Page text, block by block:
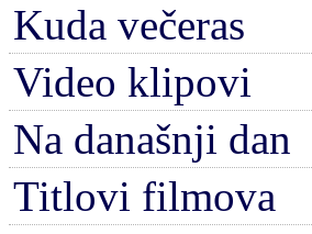
Kuda večeras
Video klipovi
Na današnji dan
Titlovi filmova